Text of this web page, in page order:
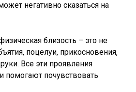
негативно сказаться на
близость – это не
поцелуи, прикосновения,
Все эти проявления
помогают почувствовать